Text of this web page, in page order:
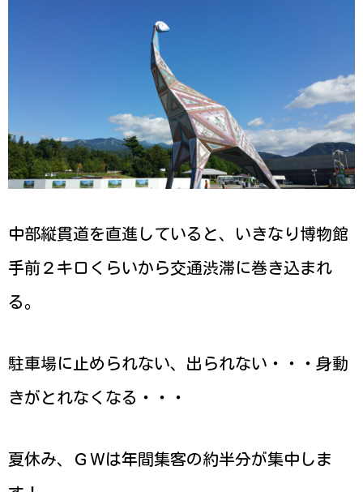
中部縦貫道を直進していると、いきなり博物館
手前２キロくらいから交通渋滞に巻き込まれ
る。
駐車場に止められない、出られない・・・身動
きがとれなくなる・・・
夏休み、ＧＷは年間集客の約半分が集中しま